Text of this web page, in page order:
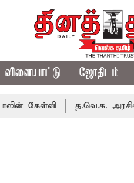
விளையாட்டு ஜோதிடம்
த.வெ.க. அரசின் முதல்